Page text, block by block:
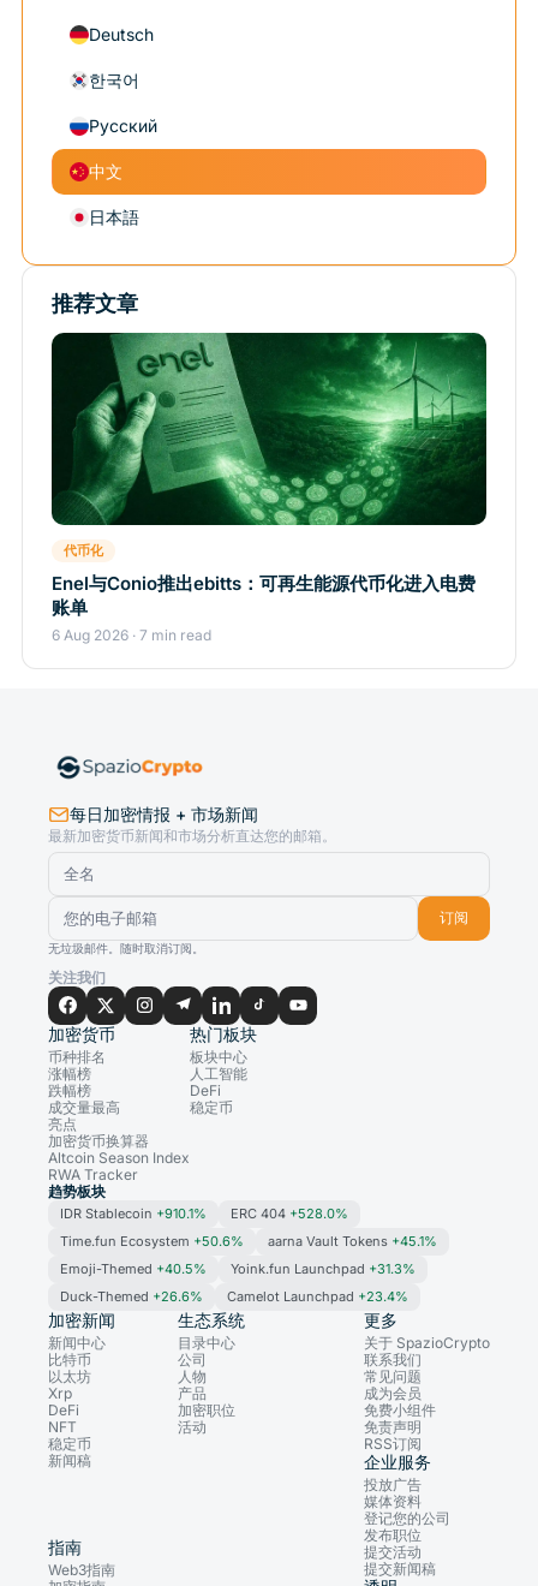
Deutsch
한국어
Русский
中文
日本語
推荐文章
代币化
Enel与Conio推出ebitts：可再生能源代币化进入电费
账单
6 Aug 2026 · 7 min read
每日加密情报 + 市场新闻
最新加密货币新闻和市场分析直达您的邮箱。
订阅
无垃圾邮件。随时取消订阅。
关注我们
加密货币
币种排名
涨幅榜
跌幅榜
成交量最高
亮点
加密货币换算器
Altcoin Season Index
RWA Tracker
热门板块
板块中心
人工智能
DeFi
稳定币
趋势板块
IDR Stablecoin +910.1% ERC 404 +528.0%
Time.fun Ecosystem +50.6% aarna Vault Tokens +45.1%
Emoji-Themed +40.5% Yoink.fun Launchpad +31.3%
Duck-Themed +26.6% Camelot Launchpad +23.4%
加密新闻
新闻中心
比特币
以太坊
Xrp
DeFi
NFT
稳定币
新闻稿
生态系统
目录中心
公司
人物
产品
加密职位
活动
指南
Web3指南
更多
关于 SpazioCrypto
联系我们
常见问题
成为会员
免费小组件
免责声明
RSS订阅
企业服务
投放广告
媒体资料
登记您的公司
发布职位
提交活动
提交新闻稿